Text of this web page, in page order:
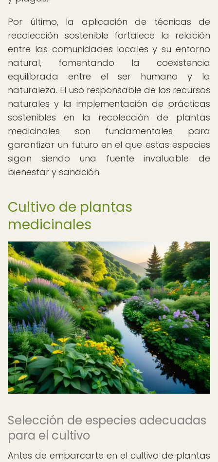
Por último, la aplicación de técnicas de
recolección sostenible fortalece la relación
entre las comunidades locales y su entorno
natural, fomentando la coexistencia
equilibrada entre el ser humano y la
naturaleza. El uso responsable de los recursos
naturales y la implementación de prácticas
sostenibles en la recolección de plantas
medicinales son fundamentales para
garantizar un futuro en el que estas especies
sigan siendo una fuente invaluable de
bienestar y sanación.
Cultivo de plantas
medicinales
Selección de especies adecuadas
para el cultivo
Antes de embarcarte en el cultivo de plantas